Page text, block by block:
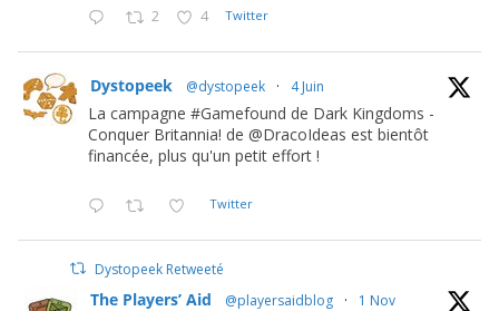
2 4 Twitter
Dystopeek @dystopeek · 4 Juin
La campagne #Gamefound de Dark Kingdoms -
Conquer Britannia! de @DracoIdeas est bientôt
financée, plus qu'un petit effort !
Twitter
Dystopeek Retweeté
The Players’ Aid @playersaidblog · 1 Nov